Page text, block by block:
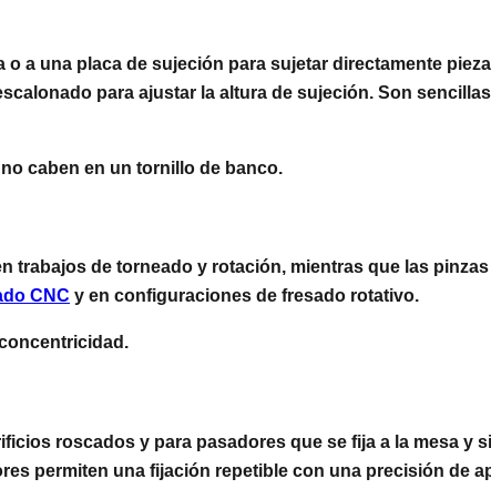
a una placa de sujeción para sujetar directamente
para ajustar la altura de sujeción. Son
caben en un tornillo de banco.
trabajos de torneado y rotación, mientras que las
CNC y en configuraciones de fresado rotativo.
roscados y para pasadores que se fija a la mesa y
permiten una fijación repetible con una precisión de